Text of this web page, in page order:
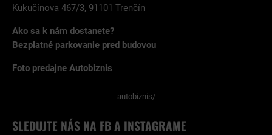
Kukučínova 467/3, 91101 Trenčín
Ako sa k nám dostanete?
Bezplatné parkovanie pred budovou
Foto predajne Autobiznis
autobiznis/
SLEDUJTE NÁS NA FB A INSTAGRAME